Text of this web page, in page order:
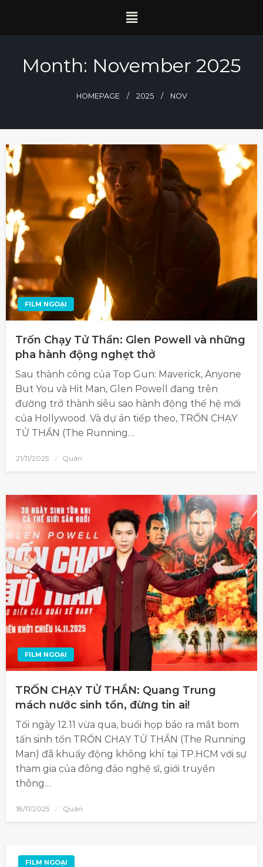
Month: November 2025
HOMEPAGE 2025 NOV
FILM NGOẠI
Trốn Chạy Tử Thần: Glen Powell và những
pha hành động nghẹt thở
Sau thành công của Top Gun: Maverick, Anyone
But You và Hit Man, Glen Powell đang trên
đường trở thành siêu sao hành động thế hệ mới
của Hollywood. Và dự án tiếp theo, TRỐN CHẠY
TỬ THẦN (The Running…
21/11/2025 Quân
FILM NGOẠI
TRỐN CHẠY TỬ THẦN: Quang Trung
mách nước sinh tồn, đừng tin ai!
Tối ngày 12.11 vừa qua, buổi họp báo ra mắt bom
tấn sinh tồn TRỐN CHẠY TỬ THẦN (The Running
Man) đã khuấy động không khí tại TP.HCM với sự
tham gia của đông đảo nghệ sĩ, giới truyền
thông…
18/11/2025 Quân
FILM NGOẠI